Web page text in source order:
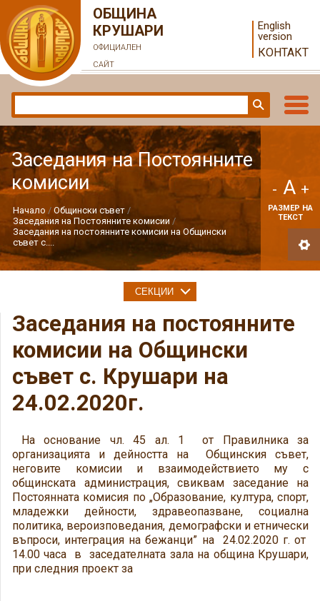
ОБЩИНА
КРУШАРИ
ОФИЦИАЛЕН
САЙТ
English
version
КОНТАКТ
Заседания на Постоянните
комисии
Начало
Общински съвет
Заседания на Постоянните комисии
Заседания на постоянните комисии на Общински
съвет с....
- A +
РАЗМЕР НА
ТЕКСТ
Заседания на постоянните
комисии на Общински
съвет с. Крушари на
24.02.2020г.
На основание чл. 45 ал. 1 от Правилника за
организацията и дейността на Общинския съвет,
неговите комисии и взаимодействието му с
общинската администрация, свиквам заседание на
Постоянната комисия по „Образование, култура, спорт,
младежки дейности, здравеопазване, социална
политика, вероизповедания, демографски и етнически
въпроси, интеграция на бежанци” на 24.02.2020 г. от
14.00 часа в заседателната зала на община Крушари,
при следния проект за
СЕКЦИИ